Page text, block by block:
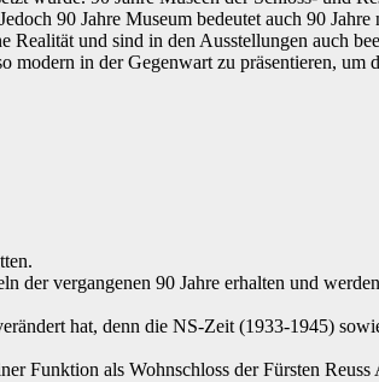
90 Jahre Museum bedeutet auch 90 Jahre
Realität und sind in den Ausstellungen auch
in der Gegenwart zu präsentieren, um
vergangenen 90 Jahre erhalten und
hat, denn die NS-Zeit (1933-1945)
Funktion als Wohnschloss der Fürsten